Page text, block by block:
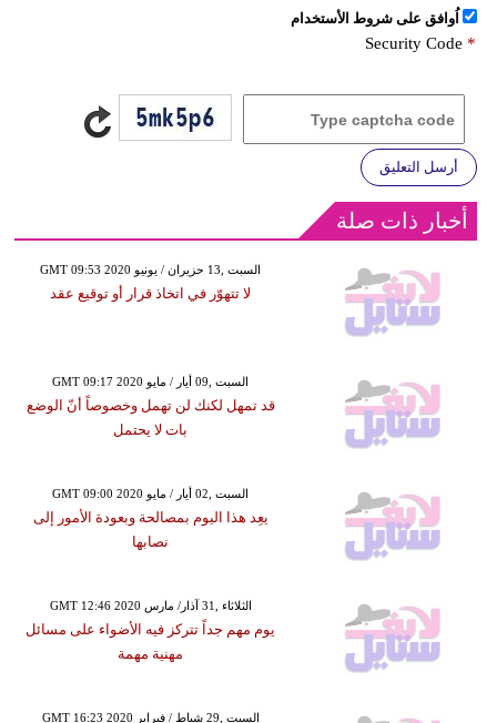
اُوافق على شروط الأستخدام
Security Code *
أرسل التعليق
أخبار ذات صلة
GMT 09:53 2020 السبت ,13 حزيران / يونيو
لا تتهوّر في اتخاذ قرار أو توقيع عقد
GMT 09:17 2020 السبت ,09 أيار / مايو
قد تمهل لكنك لن تهمل وخصوصاً أنّ الوضع
بات لا يحتمل
GMT 09:00 2020 السبت ,02 أيار / مايو
يعِد هذا اليوم بمصالحة وبعودة الأمور إلى
نصابها
GMT 12:46 2020 الثلاثاء ,31 آذار/ مارس
يوم مهم جداً تتركز فيه الأضواء على مسائل
مهنية مهمة
GMT 16:23 2020 السبت ,29 شباط / فبراير